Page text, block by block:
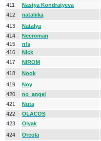
411
Nastya Kondratyeva
412
nataliika
413
Natalya
414
Necroman
415
nfs
416
Nick
417
NIROM
418
Nook
419
Noy
420
no_angel
421
Nuta
422
OLACOS
423
Olyak
424
Oreola